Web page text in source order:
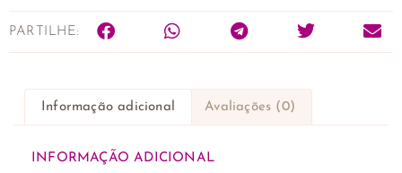
PARTILHE:
Informação adicional Avaliações (0)
INFORMAÇÃO ADICIONAL